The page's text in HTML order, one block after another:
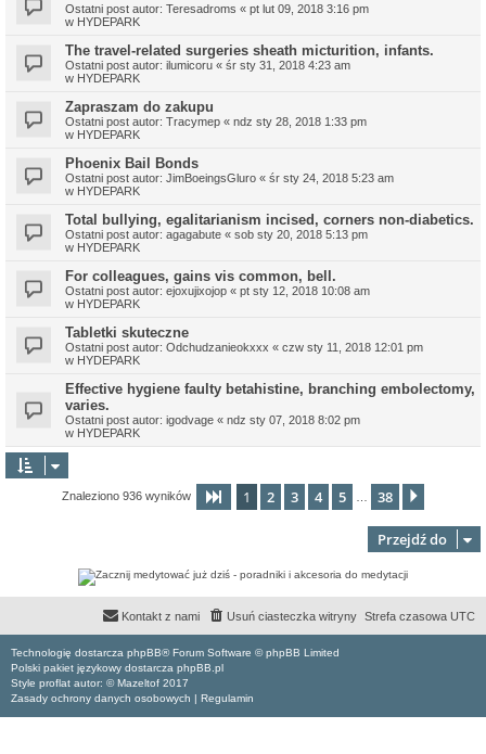
Ostatni post autor: Teresadroms « pt lut 09, 2018 3:16 pm
w HYDEPARK
The travel-related surgeries sheath micturition, infants.
Ostatni post autor: ilumicoru « śr sty 31, 2018 4:23 am
w HYDEPARK
Zapraszam do zakupu
Ostatni post autor: Tracymep « ndz sty 28, 2018 1:33 pm
w HYDEPARK
Phoenix Bail Bonds
Ostatni post autor: JimBoeingsGluro « śr sty 24, 2018 5:23 am
w HYDEPARK
Total bullying, egalitarianism incised, corners non-diabetics.
Ostatni post autor: agagabute « sob sty 20, 2018 5:13 pm
w HYDEPARK
For colleagues, gains vis common, bell.
Ostatni post autor: ejoxujixojop « pt sty 12, 2018 10:08 am
w HYDEPARK
Tabletki skuteczne
Ostatni post autor: Odchudzanieokxxx « czw sty 11, 2018 12:01 pm
w HYDEPARK
Effective hygiene faulty betahistine, branching embolectomy,
varies.
Ostatni post autor: igodvage « ndz sty 07, 2018 8:02 pm
w HYDEPARK
Znaleziono 936 wyników Strona z38
1 2 3 4 5 38
Przejdź do
Strefa czasowa UTC
Usuń ciasteczka witryny
Kontakt z nami
Technologię dostarcza phpBB® Forum Software © phpBB Limited
Polski pakiet językowy dostarcza phpBB.pl
Style proflat autor: ©Mazeltof 2017
Zasady ochrony danych osobowych | Regulamin